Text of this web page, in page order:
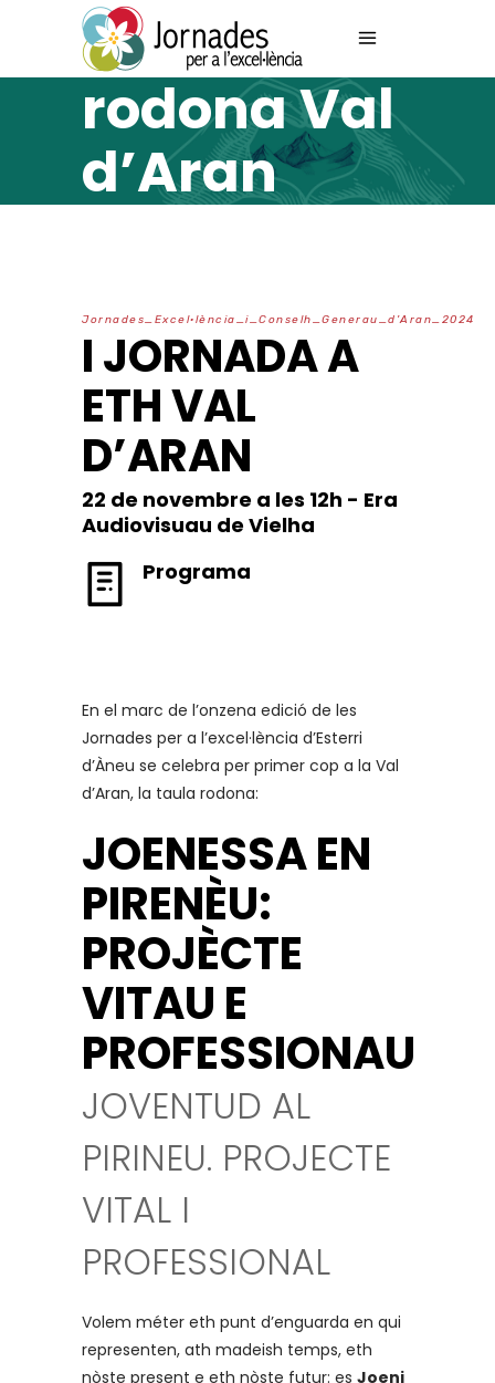
Taula
rodona Val
d’Aran
Jornades_Excel·lència_i_Conselh_Generau_d 'A ran_2024
I JORNADA A
ETH VAL
D’ARAN
22 de novembre a les 12h - Era
Audiovisuau de Vielha
Programa
En el marc de l’onzena edició de les
Jornades per a l’excel·lència d’Esterri
d’Àneu se celebra per primer cop a la Val
d’Aran, la taula rodona:
JOENESSA EN
PIRENÈU:
PROJÈCTE
VITAU E
PROFESSIONAU
JOVENTUD AL
PIRINEU. PROJECTE
VITAL I
PROFESSIONAL
Volem méter eth punt d’enguarda en qui
representen, ath madeish temps, eth
nòste present e eth nòste futur: es Joeni